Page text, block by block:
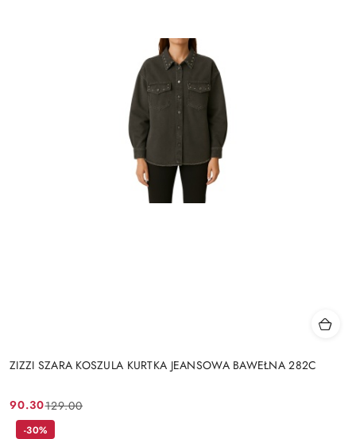
ZIZZI SZARA KOSZULA KURTKA JEANSOWA BAWEŁNA 282C
Cena
promocyjna:
90.30
Cena
przed
129.00
-30%